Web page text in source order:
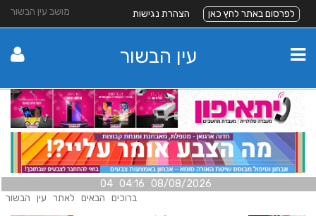
מושב עין הבשור לפרסום באתר לחץ כאן הצהרת נגישות
עין הבשור
08/08/2026 04:16 04
ברוכים הבאים לאתר עין הבשור